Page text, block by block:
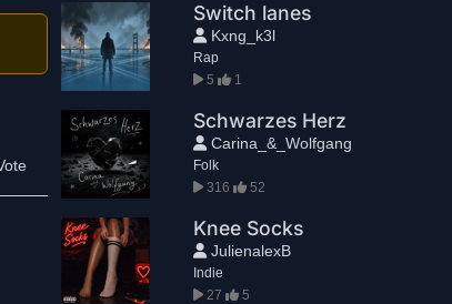
Switch lanes
Kxng_k3l
Rap
5
1
Schwarzes Herz
Carina_&_Wolfgang
Folk
316
52
Knee Socks
JulienalexB
Indie
27
5